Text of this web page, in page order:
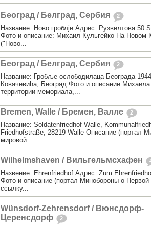
Београд / Белград, Сербия 2
Название: Ново гроблjе Адрес: Рузвелтова 50
Фото и описание: Михаил Кульгейко На Новом
("Ново...
Београд / Белград, Сербия 2
Название: Гробље ослободилаца Београда
Ковачевића, Београд Фото и описание
территории мемориала,...
Bremen, Walle / Бремен, Валле 2
Название: Soldatenfriedhof Walle,
Friedhofstraße, 28219 Walle Описание (портал
мировой...
Wilhelmshaven / Вильгельмсхафен
Назвение: Ehrenfriedhof Адрес: Zum
Фото и описание (портал Минобороны о
ссылку...
Wünsdorf-Zehrensdorf / Вюнсдорф-
Церенсдорф
2